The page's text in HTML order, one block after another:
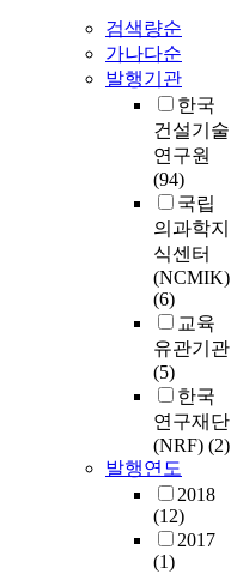
검색량순
가나다순
발행기관
한국
건설기술
연구원
(94)
국립
의과학지
식센터
(NCMIK)
(6)
교육
유관기관
(5)
한국
연구재단
(NRF) (2)
발행연도
2018
(12)
2017
(1)